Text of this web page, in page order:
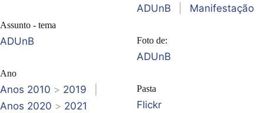
Assunto - tema
ADUnB
Ano
Anos 2010 > 2019
Anos 2020 > 2021
ADUnB Manifestação
Foto de:
ADUnB
Pasta
Flickr